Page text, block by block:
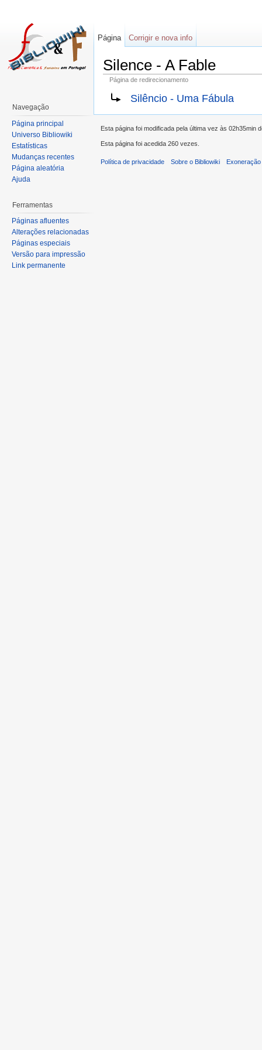
Silence - A Fable
Página de redirecionamento
Silêncio - Uma Fábula
Página Corrigir e nova info
Navegação
Página principal
Universo Bibliowiki
Estatísticas
Mudanças recentes
Página aleatória
Ajuda
Ferramentas
Páginas afluentes
Alterações relacionadas
Páginas especiais
Versão para impressão
Link permanente
Esta página foi modificada pela última vez às 02h35min
Esta página foi acedida 260 vezes.
Política de privacidade Sobre o Bibliowiki